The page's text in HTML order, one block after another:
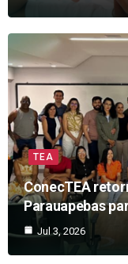
TEA
ConecTEA
Parauapebas
Jul 3, 2026